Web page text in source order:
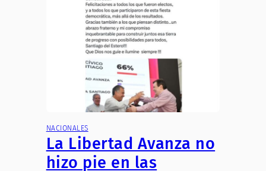
NACIONALES
La Libertad Avanza no
hizo pie en las